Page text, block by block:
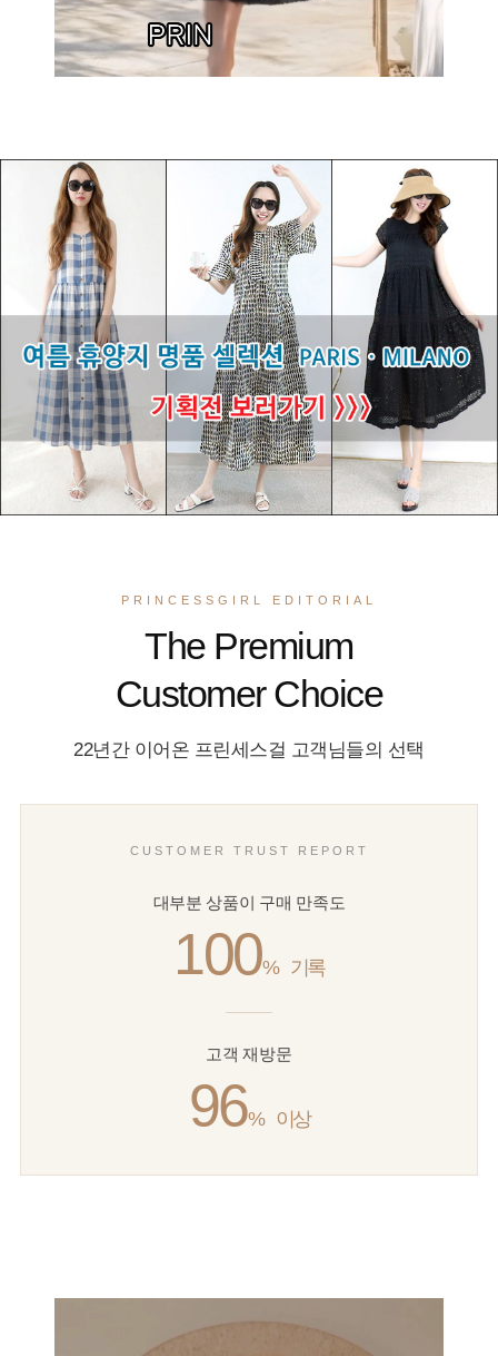
PRINCESSGIRL EDITORIAL
The Premium
Customer Choice
22년간 이어온 프린세스걸 고객님들의 선택
CUSTOMER TRUST REPORT
대부분 상품이 구매 만족도
100% 기록
고객 재방문
96% 이상